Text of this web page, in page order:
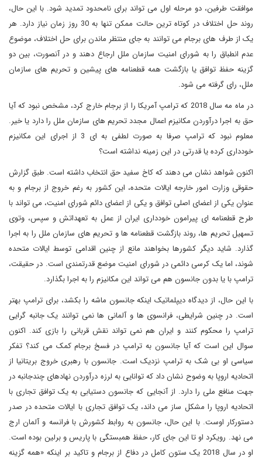
موافقت طرفین، دو مرحله اول می تواند برای نامحدود تمدید شود. با این حال،
روند حل اختلاف در کوتاه ترین حالت ممکن تنها به 30 روز زمان نیاز دارد. هر
یک از طرف های برجام می توانند به جای منتظر ماندن برای حل اختلاف، موضوع
عدم انطباق را به شورای امنیت سازمان ملل ارجاع دهند و در آنصورت، بین دو
گزینه حفظ توافق یا بازگشت همه قطعنامه های پیشین و تحریم های سازمان
ملل، رای گرفته می شود.
در ماه مه سال 2018 که ترامپ آمریکا را از برجام خارج کرد، مشخص نبود که آیا
حق به اجرا درآوردن مکانیزم اعمال مجدد تحریم های سازمان ملل را دارد یا خیر.
معلوم نبود که ترامپ صرفا به صورت لطفی به ای 3 از اجرای این مکانیزم
خودداری کرده یا قدرتی در این زمینه نداشته است؟
اکنون شواهد نشان می دهند که کاخ سفید حق انتخاب داشته است. طبق گزارش
حقوقی وزارت امور خارجه ایالات متحده، این کشور به رغم خروج از برجام و به
عنوان یکی از اعضای اصلی توافق و یکی از اعضای دائم شورای امنیت، می تواند با
طرح قطعنامه ای پیرامون خودداری ایران از عمل به تعهداتش و سپس، وتوی
تسهیل تحریم ها، روند بازگشت قطعنامه ها و تحریم های سازمان ملل را به اجرا
گذارد. شاید دیگر کشورها بخواهند مانع از چنین اقدامی توسط ایالات متحده
شوند، اما یک کرسی دائمی در شورای امنیت موضع قدرتمندی است. در حقیقت،
ترامپ با یا بدون جانسون هم می تواند این مکانیزم را به اجرا بگذارد.
با این حال، از دیدگاه دیپلماتیک اینکه جانسون ماشه را بکشد، برای ترامپ بهتر
است. در چنین شرایطی، فرانسوی ها و آلمانی ها نمی توانند یک جانبه گرایی
ترامپ را محکوم کنند و ایران هم نمی تواند نقش قربانی را بازی کند. اکنون
سوال این است که آیا جانسون به ترامپ در فسخ برجام کمک می کند؟ تفکر
سیاسی او بی شک به ترامپ نزدیک است. جانسون با رهبری خروج بریتانیا از
اتحادیه اروپا به وضوح نشان داد که توانایی به لرزه درآوردن نهادهای چندجانبه در
جهت منافع ملی را دارد. از آنجایی که جانسون دستیابی به یک توافق تجاری با
اتحادیه اروپا را مشکل ساز می داند، یک توافق تجاری با ایالات متحده در صدر
دستورکار اوست. با این حال، جانسون به روابط کشورش با فرانسه و آلمان ارج
می نهد. رویکرد او تا این جای کار، حفظ همبستگی با پاریس و برلین بوده است.
او در سال 2018 یک ستون کامل در دفاع از برجام و تاکید بر اینکه «همه گزینه